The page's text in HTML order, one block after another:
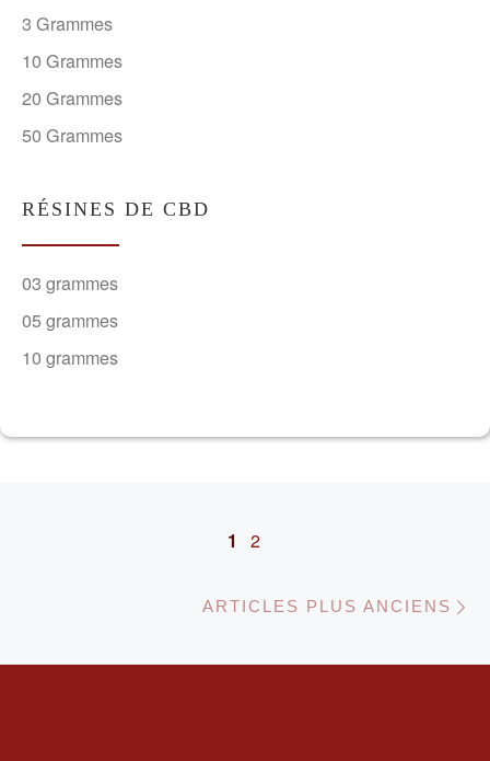
3 Grammes
10 Grammes
20 Grammes
50 Grammes
RÉSINES DE CBD
03 grammes
05 grammes
10 grammes
Posts navigation
1 2
ARTICLES PLUS ANCIENS